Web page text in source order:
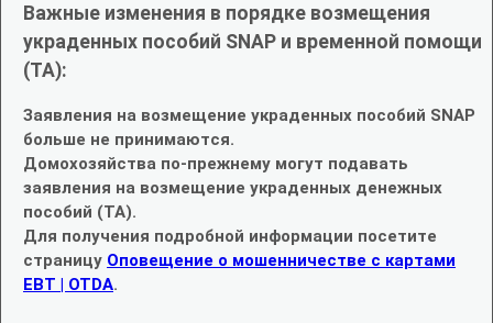
Важные изменения в порядке возмещения
украденных пособий SNAP и временной помощи
(TA):
Заявления на возмещение украденных пособий SNAP
больше не принимаются.
Домохозяйства по-прежнему могут подавать
заявления на возмещение украденных денежных
пособий (TA).
Для получения подробной информации посетите
страницу Оповещение о мошенничестве с картами
EBT | OTDA.